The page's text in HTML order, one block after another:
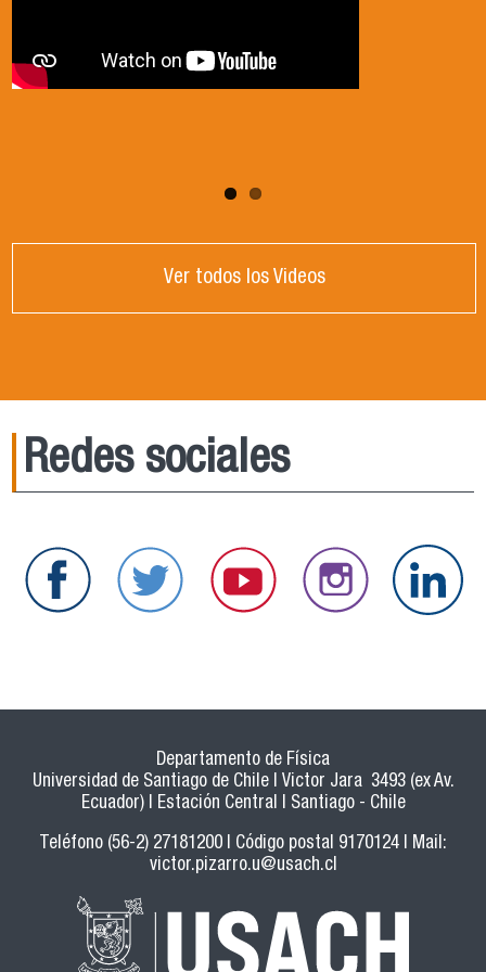
Ver todos los Videos
Redes sociales
Departamento de Física
Universidad de Santiago de Chile | Victor Jara 3493 (ex Av.
Ecuador) | Estación Central | Santiago - Chile
Teléfono (56-2) 27181200 | Código postal 9170124 | Mail:
victor.pizarro.u@usach.cl